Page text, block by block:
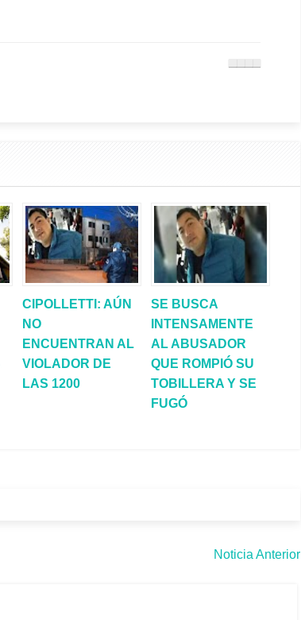
CIPOLLETTI: AÚN
NO
ENCUENTRAN AL
VIOLADOR DE
LAS 1200
SE BUSCA
INTENSAMENTE
AL ABUSADOR
QUE ROMPIÓ SU
TOBILLERA Y SE
FUGÓ
Noticia Anterior